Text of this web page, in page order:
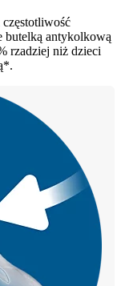
butelką antykolkową
rzadziej niż dzieci